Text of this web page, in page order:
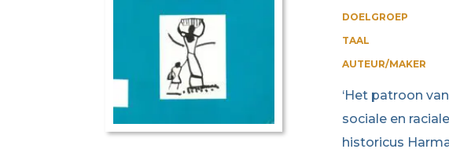
DOELGROEP
TAAL
AUTEUR/MAKER
‘Het patroon
sociale en
historicus